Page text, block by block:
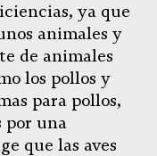
ya que
animales y
de animales
los pollos y
para pollos,
por una
que las aves